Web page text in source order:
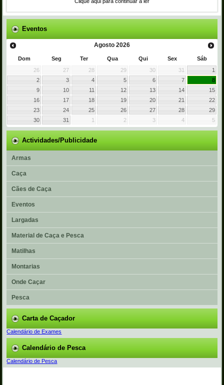
Eventos
Agosto 2026
Dom Seg Ter Qua Qui Sex
Sáb
26
27 28 29 30 31
1
2
3 4 5 6 7
8
9
10 11 12 13 14
15
16
17 18 19 20 21
22
23
24 25 26 27 28
29
30
31 1 2 3 4 5
Actividades/Publicidade
Armas
Caça
Cães de Caça
Eventos
Largadas
Material de Caça e Pesca
Matilhas
Montarias
Onde Caçar
Pesca
Carta de Caçador
Calendário de Exames
Calendário de Pesca
Calendário de Pesca